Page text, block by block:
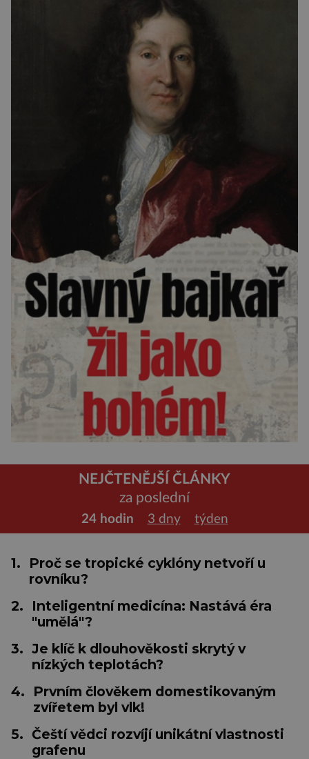
NEJČTENĚJŠÍ ČLÁNKY
za poslední
24 hodin 3 dny týden
1.
Proč se tropické cyklóny netvoří u
rovníku?
2.
Inteligentní medicína: Nastává éra
"umělá"?
3. Je klíč k dlouhověkosti skrytý v
nízkých teplotách?
4.
Prvním člověkem domestikovaným
zvířetem byl vlk!
5. Čeští vědci rozvíjí unikátní vlastnosti
grafenu